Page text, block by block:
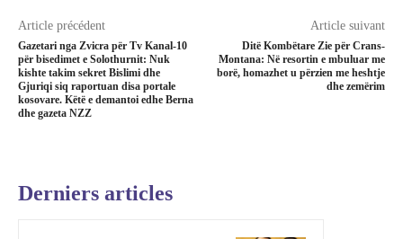
Article précédent
Gazetari nga Zvicra për Tv Kanal-10
për bisedimet e Solothurnit: Nuk
kishte takim sekret Bislimi dhe
Gjuriqi siq raportuan disa portale
kosovare. Këtë e demantoi edhe Berna
dhe gazeta NZZ
Article suivant
Ditë Kombëtare Zie për Crans-
Montana: Në resortin e mbuluar me
borë, homazhet u përzien me heshtje
dhe zemërim
Derniers articles